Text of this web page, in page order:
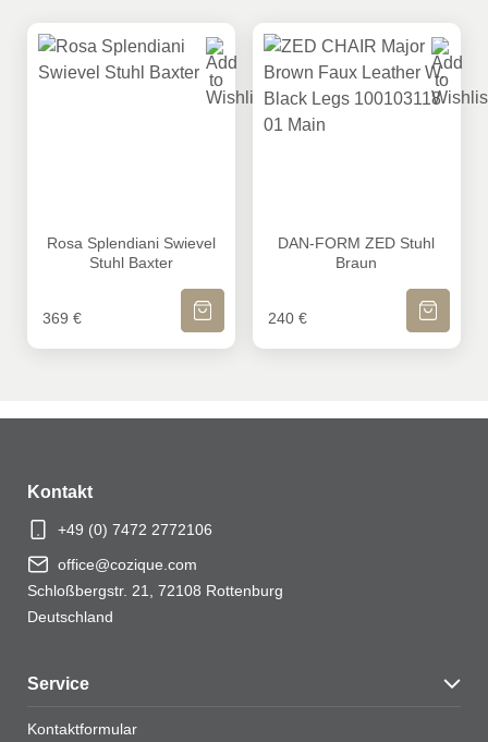
Rosa Splendiani Swievel
Stuhl Baxter
369 €
IN DEN WARENKORB
DAN-FORM ZED Stuhl
Braun
240 €
IN DEN
MEHR ANZEIGEN
Kontakt
+49 (0) 7472 2772106
office@cozique.com
Schloßbergstr. 21, 72108 Rottenburg
Deutschland
Service
Kontaktformular